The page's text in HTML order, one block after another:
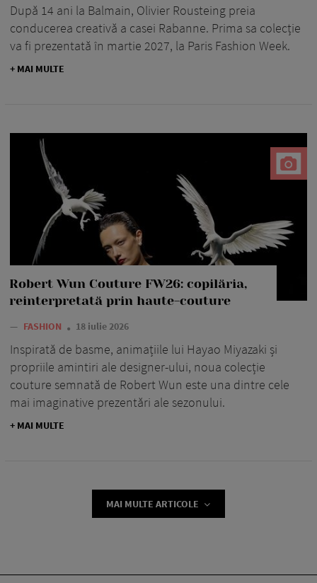
După 14 ani la Balmain, Olivier Rousteing preia
conducerea creativă a casei Rabanne. Prima sa colecție
va fi prezentată în martie 2027, la Paris Fashion Week.
+ MAI MULTE
Robert Wun Couture FW26: copilăria,
reinterpretată prin haute-couture
— FASHION 18 iulie 2026
Inspirată de basme, animațiile lui Hayao Miyazaki și
propriile amintiri ale designer-ului, noua colecție
couture semnată de Robert Wun este una dintre cele
mai imaginative prezentări ale sezonului.
+ MAI MULTE
MAI MULTE ARTICOLE